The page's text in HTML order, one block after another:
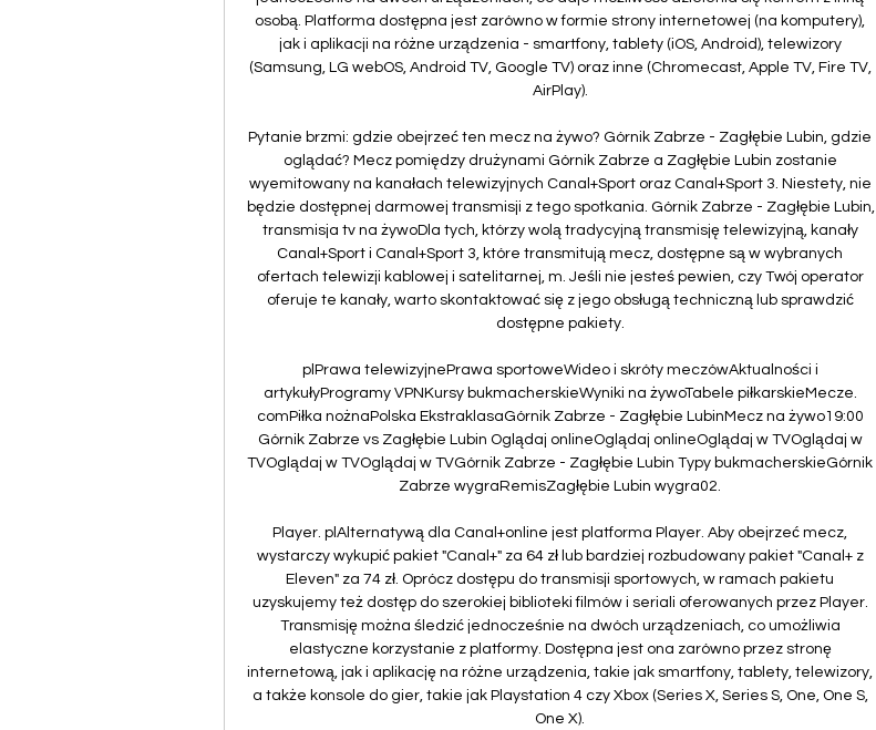
osobą. Platforma dostępna jest zarówno w formie strony internetowej (na komputery),
jak i aplikacji na różne urządzenia - smartfony, tablety (iOS, Android), telewizory
(Samsung, LG webOS, Android TV, Google TV) oraz inne (Chromecast, Apple TV, Fire TV,
AirPlay).
Pytanie brzmi: gdzie obejrzeć ten mecz na żywo? Górnik Zabrze - Zagłębie Lubin, gdzie
oglądać? Mecz pomiędzy drużynami Górnik Zabrze a Zagłębie Lubin zostanie
wyemitowany na kanałach telewizyjnych Canal+Sport oraz Canal+Sport 3. Niestety, nie
będzie dostępnej darmowej transmisji z tego spotkania. Górnik Zabrze - Zagłębie Lubin,
transmisja tv na żywoDla tych, którzy wolą tradycyjną transmisję telewizyjną, kanały
Canal+Sport i Canal+Sport 3, które transmitują mecz, dostępne są w wybranych
ofertach telewizji kablowej i satelitarnej, m. Jeśli nie jesteś pewien, czy Twój operator
oferuje te kanały, warto skontaktować się z jego obsługą techniczną lub sprawdzić
dostępne pakiety.
plPrawa telewizyjnePrawa sportoweWideo i skróty meczówAktualności i
artykułyProgramy VPNKursy bukmacherskieWyniki na żywoTabele piłkarskieMecze.
comPiłka nożnaPolska EkstraklasaGórnik Zabrze - Zagłębie LubinMecz na żywo19:00
Górnik Zabrze vs Zagłębie Lubin Oglądaj onlineOglądaj onlineOglądaj w TVOglądaj w
TVOglądaj w TVOglądaj w TVGórnik Zabrze - Zagłębie Lubin Typy bukmacherskieGórnik
Zabrze wygraRemisZagłębie Lubin wygra02.
Player. plAlternatywą dla Canal+online jest platforma Player. Aby obejrzeć mecz,
wystarczy wykupić pakiet "Canal+" za 64 zł lub bardziej rozbudowany pakiet "Canal+ z
Eleven" za 74 zł. Oprócz dostępu do transmisji sportowych, w ramach pakietu
uzyskujemy też dostęp do szerokiej biblioteki filmów i seriali oferowanych przez Player.
Transmisję można śledzić jednocześnie na dwóch urządzeniach, co umożliwia
elastyczne korzystanie z platformy. Dostępna jest ona zarówno przez stronę
internetową, jak i aplikację na różne urządzenia, takie jak smartfony, tablety, telewizory,
a także konsole do gier, takie jak Playstation 4 czy Xbox (Series X, Series S, One, One S,
One X).